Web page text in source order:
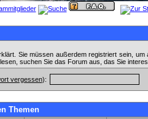
Sie müssen außerdem registriert sein,
suchen Sie das Forum aus, das Sie
vergessen):
Themen